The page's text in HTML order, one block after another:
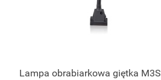
Lampa obrabiarkowa giętka M3S